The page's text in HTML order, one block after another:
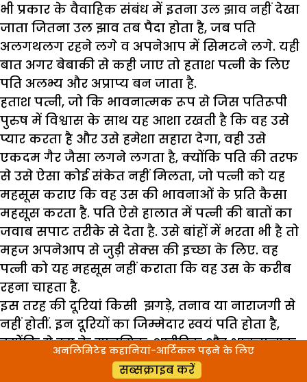
भी प्रकार के वैवाहिक संबंध में इतना उल झाव नहीं देखा
जाता जितना उल झाव तब पैदा होता है, जब पति
अलगथलग रहने लगे व अपनेआप में सिमटने लगे. यही
बात अगर बेबाकी से कही जाए तो हताश पत्नी के लिए
पति अलभ्य और अप्राप्य बन जाता है.
हताश पत्नी, जो कि भावनात्मक रूप से जिस पतिरूपी
पुरुष में विश्वास के साथ यह आशा रखती है कि वह उसे
प्यार करता है और उसे हमेशा सहारा देगा, वही उसे
एकदम गैर जैसा लगने लगता है, क्योंकि पति की तरफ
से उसे ऐसा कोई संकेत नहीं मिलता, जो पत्नी को यह
महसूस कराए कि वह उस की भावनाओं के प्रति कैसा
महसूस करता है. पति ऐसे हालात में पत्नी की बातों का
जवाब सपाट तरीके से देता है. उसे बांहों में भरता भी है तो
महज अपनेआप से जुड़ी सेक्स की इच्छा के लिए. वह
पत्नी को यह महसूस नहीं कराता कि वह उस के करीब
रहना चाहता है.
इस तरह की दूरियां किसी झगड़े, तनाव या नाराजगी से
नहीं होतीं. इन दूरियों का जिम्मेदार स्वयं पति होता है,
क्योेंकि ये उस के मानसिक, शारीरिक और भावनात्मक
स्तर पर सिमटने के कारण होती हैं. जया गुप्ता के
अनलिमिटेड कहानियां-आर्टिकल पढ़ने के लिए
सब्सक्राइब करें